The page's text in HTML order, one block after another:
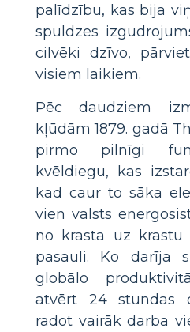
palīdzību, kas bija
spuldzes
cilvēki dzīvo,
visiem laikiem.
Pēc daudziem
kļūdām 1879. gadā
pirmo pilnīgi
kvēldiegu, kas
kad caur to sāka
vien valsts
no krasta uz
pasauli. Ko darīja
globālo
atvērt 24 stundas
radot vairāk darba